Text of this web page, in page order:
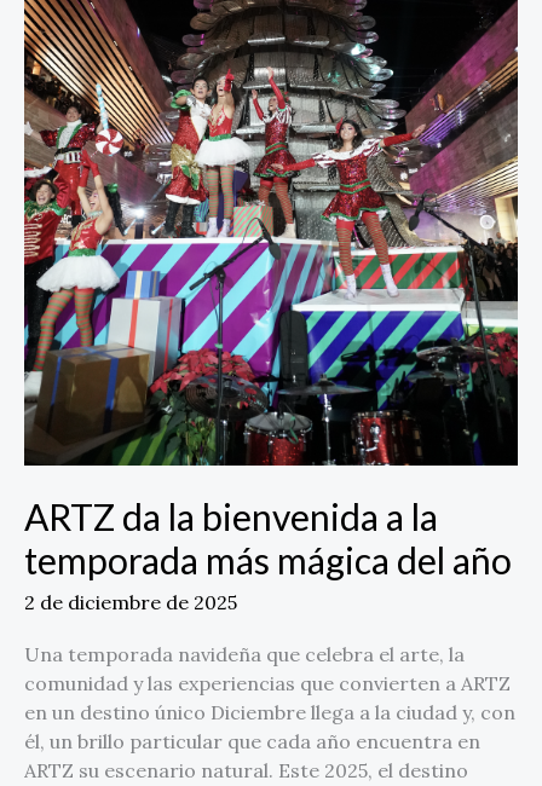
ARTZ da la bienvenida a la
temporada más mágica del año
2 de diciembre de 2025
Una temporada navideña que celebra el arte, la
comunidad y las experiencias que convierten a ARTZ
en un destino único Diciembre llega a la ciudad y, con
él, un brillo particular que cada año encuentra en
ARTZ su escenario natural. Este 2025, el destino
año